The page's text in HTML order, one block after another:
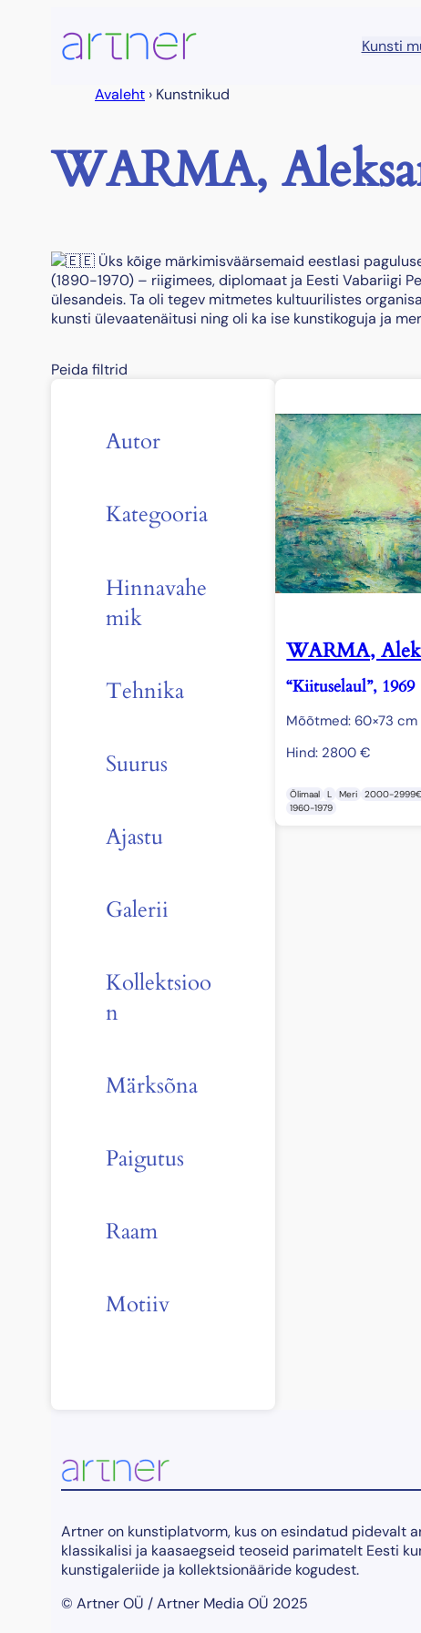
Kunsti
Avaleht › Kunstnikud
WARMA,
Üks kõige märkimisväärsemaid eestlasi
(1890-1970) – riigimees, diplomaat ja Eesti Vabariigi
ülesandeis. Ta oli tegev mitmetes kultuurilistes
kunsti ülevaatenäitusi ning oli ka ise kunstikoguja ja
Peida filtrid
Autor
Kategooria
Hinnavahe
mik
Tehnika
Suurus
Ajastu
Galerii
Kollektsioo
n
Märksõna
Paigutus
Raam
Motiiv
WARMA,
“Kiituselaul”, 1969
Mõõtmed: 60×73 cm
Hind: 2800€
Õlimaal L Meri
2000-2999€
1960-1979
Artner on kunstiplatvorm, kus on esindatud pidevalt
klassikalisi ja kaasaegseid teoseid parimatelt Eesti
kunstigaleriide ja kollektsionääride kogudest.
© Artner OÜ / Artner Media OÜ 2025